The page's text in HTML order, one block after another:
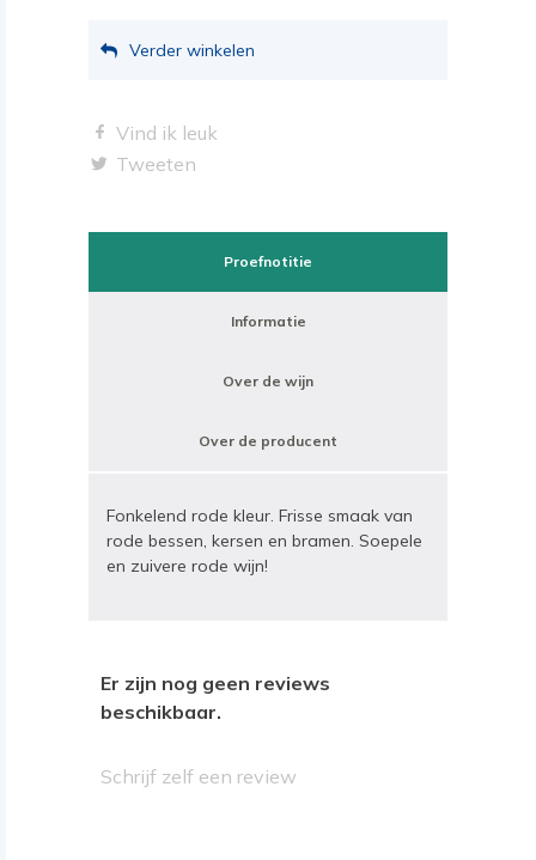
Verder winkelen
Vind ik leuk
Tweeten
Proefnotitie
Informatie
Over de wijn
Over de producent
Fonkelend rode kleur. Frisse smaak van
rode bessen, kersen en bramen. Soepele
en zuivere rode wijn!
Er zijn nog geen reviews
beschikbaar.
Schrijf zelf een review